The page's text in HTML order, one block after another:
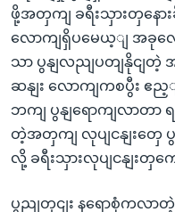
ဖို့အတှကျ ခရီးသှားတှနေား
လောကျရှိပမေယ့ျ အခုလေ
သာ ပွနျလညျပတျနိုငျတဲ့
ဆနျး လောကျကစပွီး ဧည့
ဘကျ ပွနျရောကျလာတာ
တဲ့အတှကျ လုပျငနျးတှေ
လို့ ခရီးသှားလုပျငနျးတှက
ပွညျတှငျး နရောစုံကလာ